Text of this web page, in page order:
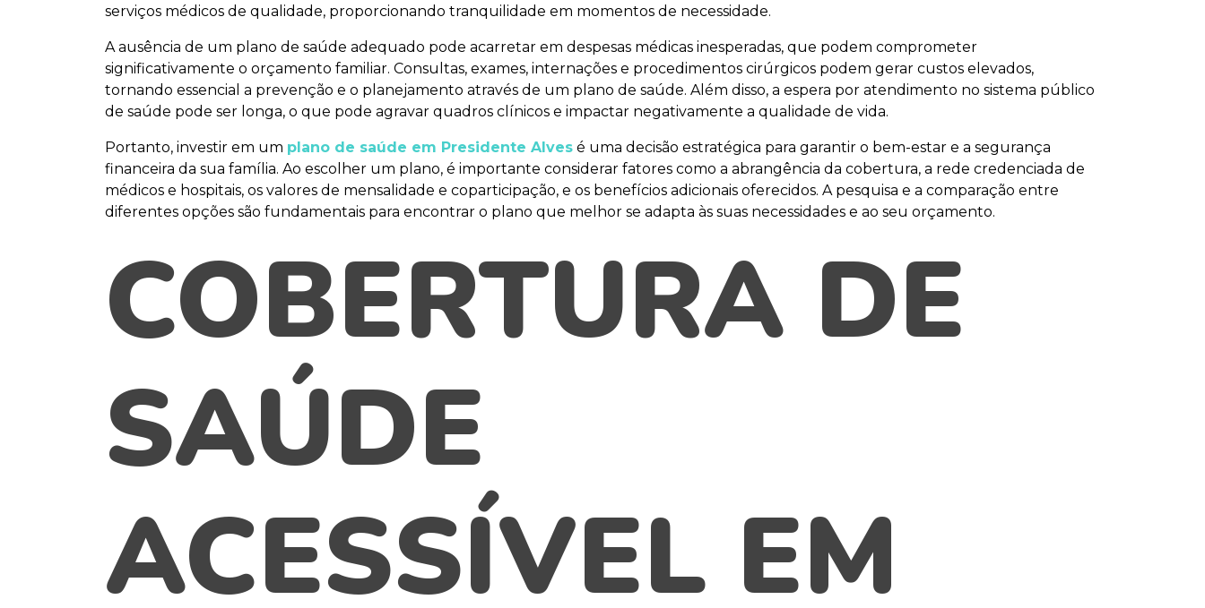
serviços médicos de qualidade, proporcionando tranquilidade em momentos de necessidade.
A ausência de um plano de saúde adequado pode acarretar em despesas médicas inesperadas, que podem comprometer
significativamente o orçamento familiar. Consultas, exames, internações e procedimentos cirúrgicos podem gerar custos elevados,
tornando essencial a prevenção e o planejamento através de um plano de saúde. Além disso, a espera por atendimento no sistema público
de saúde pode ser longa, o que pode agravar quadros clínicos e impactar negativamente a qualidade de vida.
Portanto, investir em um plano de saúde em Presidente Alves é uma decisão estratégica para garantir o bem-estar e a segurança
financeira da sua família. Ao escolher um plano, é importante considerar fatores como a abrangência da cobertura, a rede credenciada de
médicos e hospitais, os valores de mensalidade e coparticipação, e os benefícios adicionais oferecidos. A pesquisa e a comparação entre
diferentes opções são fundamentais para encontrar o plano que melhor se adapta às suas necessidades e ao seu orçamento.
COBERTURA DE
SAÚDE
ACESSÍVEL EM